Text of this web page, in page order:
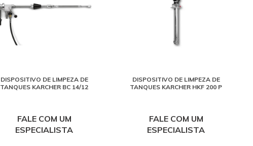
DISPOSITIVO DE LIMPEZA DE
TANQUES KARCHER BC 14/12
FALE COM UM
ESPECIALISTA
DISPOSITIVO DE LIMPEZA DE
TANQUES KARCHER HKF 200 P
FALE COM UM
ESPECIALISTA